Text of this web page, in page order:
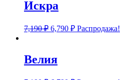
Искра
7,190₽ 6,790 ₽ Распродажа!
Велия